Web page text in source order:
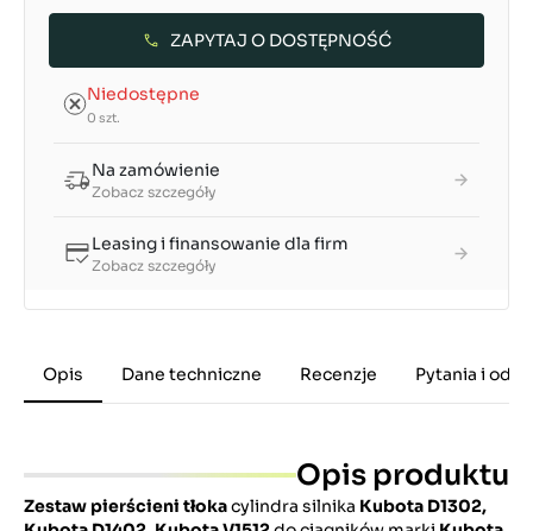
ZAPYTAJ O DOSTĘPNOŚĆ
Niedostępne
0 szt.
Na zamówienie
Zobacz szczegóły
Leasing i finansowanie dla firm
Zobacz szczegóły
Opis Dane techniczne Recenzje Pytania i
Opis produktu
Zestaw pierścieni tłokacylindra silnika Kubota D1302,